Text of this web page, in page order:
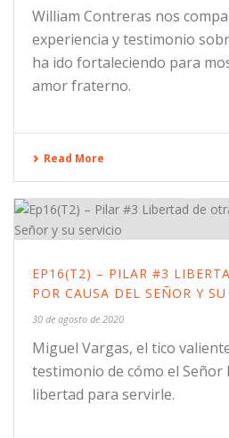
William Contreras nos
experiencia y testimonio
ha ido fortaleciendo para
amor fraterno.
Read More
EP16(T2) – PILAR #3
POR CAUSA DEL SEÑOR Y SU
30 de agosto de 2020
Miguel Vargas, el tico
testimonio de cómo el Señor
libertad para servirle.